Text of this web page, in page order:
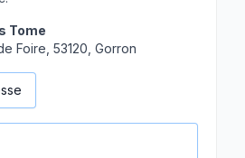
Tome
Foire, 53120, Gorron